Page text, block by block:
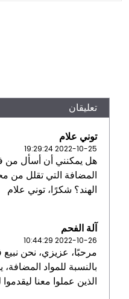
تعليقان
توني علام
2022-10-25 19:29:24
هل يمكنني أن أسأل من
المضافة التي تقلل من
الهند؟ شكرًا، توني علام
آلة الفحم
2022-10-26 10:44:29
مرحبًا، عزيزي، نحن
بالنسبة للمواد المضافة،
الذين عملوا معنا